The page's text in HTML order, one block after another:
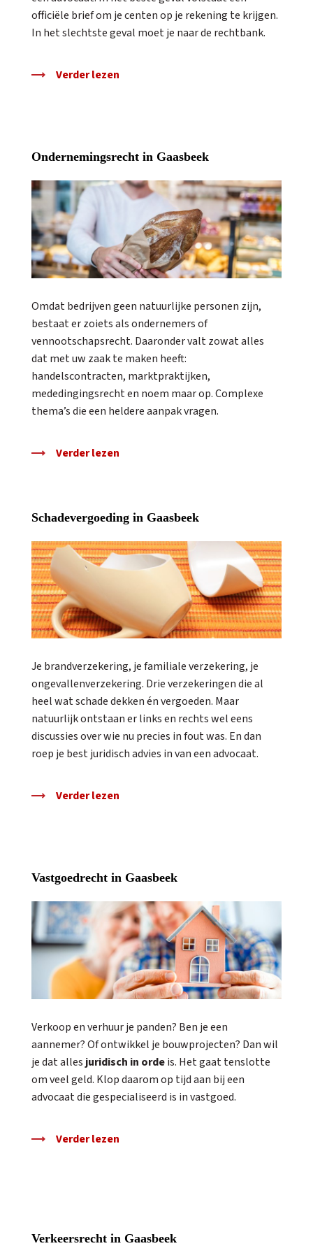
officiële brief om je centen op je rekening te krijgen.
In het slechtste geval moet je naar de rechtbank.
Verder lezen
Ondernemingsrecht in Gaasbeek
Omdat bedrijven geen natuurlijke personen zijn,
bestaat er zoiets als ondernemers of
vennootschapsrecht. Daaronder valt zowat alles
dat met uw zaak te maken heeft:
handelscontracten, marktpraktijken,
mededingingsrecht en noem maar op. Complexe
thema’s die een heldere aanpak vragen.
Verder lezen
Schadevergoeding in Gaasbeek
Je brandverzekering, je familiale verzekering, je
ongevallenverzekering. Drie verzekeringen die al
heel wat schade dekken én vergoeden. Maar
natuurlijk ontstaan er links en rechts wel eens
discussies over wie nu precies in fout was. En dan
roep je best juridisch advies in van een advocaat.
Verder lezen
Vastgoedrecht in Gaasbeek
Verkoop en verhuur je panden? Ben je een
aannemer? Of ontwikkel je bouwprojecten? Dan wil
je dat alles juridisch in ordeis. Het gaat tenslotte
om veel geld. Klop daarom op tijd aan bij een
advocaat die gespecialiseerd is in vastgoed.
Verder lezen
Verkeersrecht in Gaasbeek